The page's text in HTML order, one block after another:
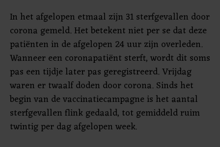
In het afgelopen etmaal zijn 31 sterfgevallen door
corona gemeld. Het betekent niet per se dat deze
patiënten in de afgelopen 24 uur zijn overleden.
Wanneer een coronapatiënt sterft, wordt dit soms
pas een tijdje later pas geregistreerd. Vrijdag
waren er twaalf doden door corona. Sinds het
begin van de vaccinatiecampagne is het aantal
sterfgevallen flink gedaald, tot gemiddeld ruim
twintig per dag afgelopen week.